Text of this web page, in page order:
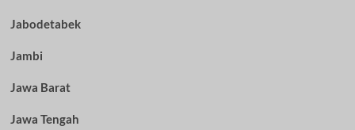
Jabodetabek
Jambi
Jawa Barat
Jawa Tengah